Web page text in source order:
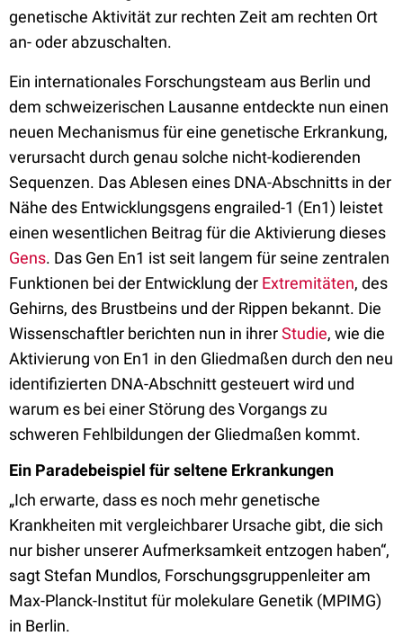
genetische Aktivität zur rechten Zeit am rechten Ort
an- oder abzuschalten.
Ein internationales Forschungsteam aus Berlin und
dem schweizerischen Lausanne entdeckte nun einen
neuen Mechanismus für eine genetische Erkrankung,
verursacht durch genau solche nicht-kodierenden
Sequenzen. Das Ablesen eines DNA-Abschnitts in der
Nähe des Entwicklungsgens engrailed-1 (En1) leistet
einen wesentlichen Beitrag für die Aktivierung dieses
Gens. Das Gen En1 ist seit langem für seine zentralen
Funktionen bei der Entwicklung der Extremitäten, des
Gehirns, des Brustbeins und der Rippen bekannt. Die
Wissenschaftler berichten nun in ihrerStudie, wie die
Aktivierung von En1 in den Gliedmaßen durch den neu
identifizierten DNA-Abschnitt gesteuert wird und
warum es bei einer Störung des Vorgangs zu
schweren Fehlbildungen der Gliedmaßen kommt.
Ein Paradebeispiel für seltene Erkrankungen
„Ich erwarte, dass es noch mehr genetische
Krankheiten mit vergleichbarer Ursache gibt, die sich
nur bisher unserer Aufmerksamkeit entzogen haben“,
sagt Stefan Mundlos, Forschungsgruppenleiter am
Max-Planck-Institut für molekulare Genetik (MPIMG)
in Berlin.